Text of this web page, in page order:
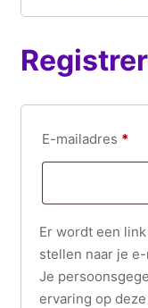
E-mailadres *
e
s
t
Er wordt een
stellen naar je
Je
ervaring op